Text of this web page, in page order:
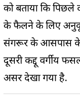
को बताया कि पिछले
के फैलने के लिए
संगरूर के आसपास के
दूसरी कद्दू वर्गीय
असर देखा गया है.